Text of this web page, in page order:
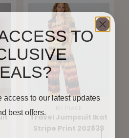
Travel Jumpsuit Ikat
Stripe Print 202839
TO
access to our latest updates
best offers.